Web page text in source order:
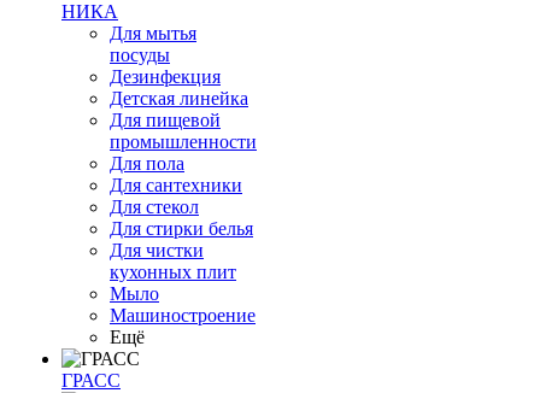
НИКА
Для мытья
посуды
Дезинфекция
Детская линейка
Для пищевой
промышленности
Для пола
Для сантехники
Для стекол
Для стирки белья
Для чистки
кухонных плит
Мыло
Машиностроение
Ещё
ГРАСС